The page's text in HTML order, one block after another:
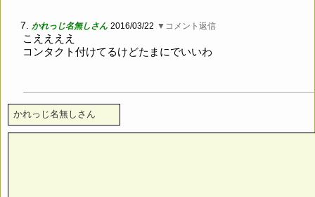
7. かれっじ名無しさん 2016/03/22 ▼コメント返信
こええええ
コンタクト付けてるけどたまにでいいわ